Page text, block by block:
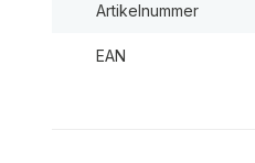
Artikelnummer
EAN